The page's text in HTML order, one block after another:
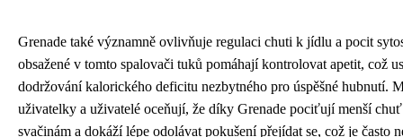
Grenade také významně ovlivňuje regulaci chuti k jídlu a pocit
obsažené v tomto spalovači tuků pomáhají kontrolovat apetit, což
dodržování kalorického deficitu nezbytného pro úspěšné hubnutí.
uživatelky a uživatelé oceňují, že díky Grenade pociťují menší
svačinám a dokáží lépe odolávat pokušení přejídat se, což je často